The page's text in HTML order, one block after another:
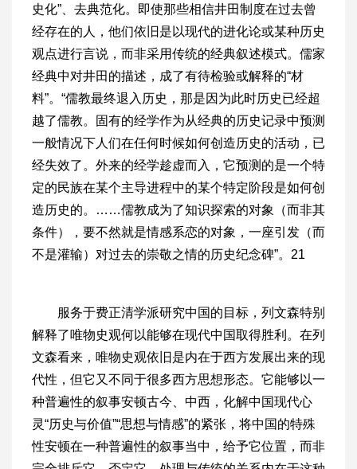
史化”、去典范化。即使那些相信井田制度在过去曾
经存在的人，他们依旧是以现代的进化论或某种历史
观点进行言说，而非采用传统的经典叙述模式。儒家
经典中对井田的描述，成了有待检验或解释的“材
料”。“儒教最终退入历史，那是因为此时历史已经超
越了儒教。固有的经学作为从经典的历史记录中预测
一般情况下人们在任何时候如何创造历史的活动，已
经失效了。外来的经学趁虚而入，它预测的是一个特
定的民族在某个主导进程中的某个特定阶段是如何创
造历史的。……儒教成为了知识探索的对象（而非其
条件），要不然就是情感系恋的对象，一座引发（而
不是灌输）对过去的崇敬之情的历史纪念碑”。21
服务于费正清学派研究中国的目标，列文森特别
解释了唯物史观何以能够在现代中国取得胜利。在列
文森看来，唯物史观依旧是内在于西方发展出来的现
代性，但它又不同于很多西方思想形态。它能够以一
种普遍性的叙事安顿古今、中西，化解中国现代心
灵“历史与价值”“思想与情感”的紧张，将中国的特殊
性安顿在一种普遍性的叙事当中，给予它位置，而非